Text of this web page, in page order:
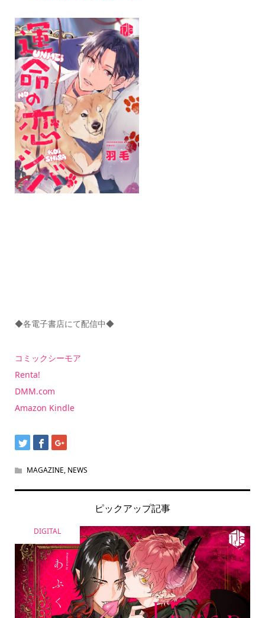
◆各電子書店にて配信中◆
コミックシーモア
Renta!
DMM.com
Amazon Kindle
MAGAZINE, NEWS
ピックアップ記事
DIGITAL